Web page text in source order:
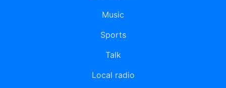
Music
Sports
Talk
Local radio